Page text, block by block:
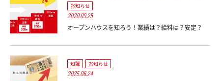
お知らせ
2020.09.25
オープンハウスを知ろう！業績は？給料は？安定？
知識 お知らせ
2025.06.24